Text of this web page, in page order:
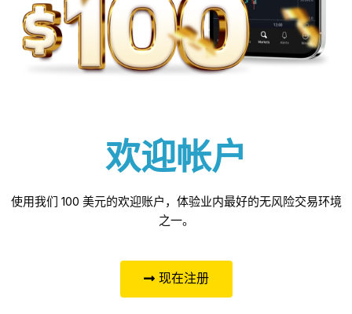
欢迎帐户
使用我们 100 美元的欢迎账户，体验业内最好的无风险交易环境
之一。
现在注册